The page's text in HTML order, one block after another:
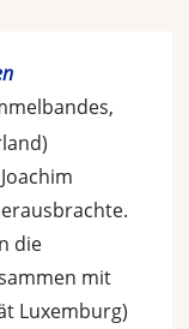
die
mit
Luxemburg)